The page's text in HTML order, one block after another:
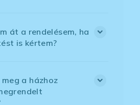
át a rendelésem, ha
is kértem?
a házhoz